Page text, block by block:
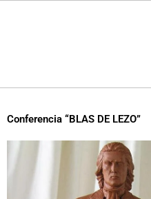
Conferencia “BLAS DE LEZO”